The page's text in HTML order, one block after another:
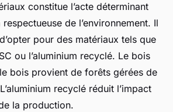
constitue l’acte déterminant
de l’environnement. Il
pour des matériaux tels que
ou l’aluminium recyclé. Le bois
bois provient de forêts gérées de
recyclé réduit l’impact
la production.